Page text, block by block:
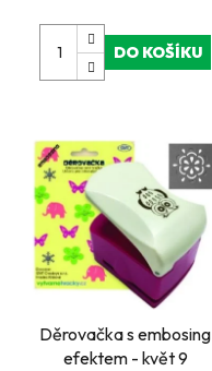
DO KOŠÍKU
Děrovačka s embosing
efektem - květ 9